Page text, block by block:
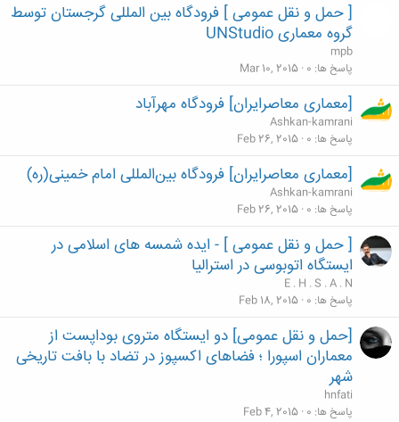
[ حمل و نقل عمومی ] فرودگاه بین المللی گرجستان توسط
گروه معماری UNStudio
mpb
پاسخ ها 0
Mar 10, 2015
[معماری معاصرایران] فرودگاه مهرآباد
Ashkan-kamrani
پاسخ ها 0
Feb 26, 2015
[معماری معاصرایران] فرودگاه بین‌المللی امام خمینی(ره)
Ashkan-kamrani
پاسخ ها 0
Feb 26, 2015
[ حمل و نقل عمومی ] - ایده شمسه های اسلامی در
ایستگاه اتوبوسی در استرالیا
E . H . S . A . N
پاسخ ها 0
Feb 18, 2015
[حمل و نقل عمومی] دو ایستگاه متروی بوداپست از
معماران اسپورا ؛ فضاهای اکسپوز در تضاد با بافت تاریخی
شهر
hnfati
پاسخ ها 0
Feb 4, 2015